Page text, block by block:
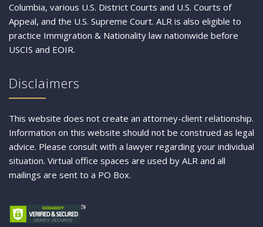
Columbia, various U.S. District Courts and U.S. Courts of
Appeal, and the U.S. Supreme Court. ALR is also eligible to
practice Immigration & Nationality law nationwide before
USCIS and EOIR.
Disclaimers
This website does not create an attorney-client relationship.
Information on this website should not be construed as legal
advice. Please consult with a lawyer regarding your individual
situation. Virtual office spaces are used by ALR and all
mailings are sent to a PO Box.